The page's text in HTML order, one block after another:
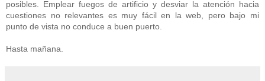
posibles. Emplear fuegos de artificio y desviar la atención hacia
cuestiones no relevantes es muy fácil en la web, pero bajo mi
punto de vista no conduce a buen puerto.
Hasta mañana.